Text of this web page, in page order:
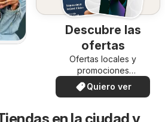
Descubre las
ofertas
Ofertas locales y
promociones
especiales.
Quiero ver